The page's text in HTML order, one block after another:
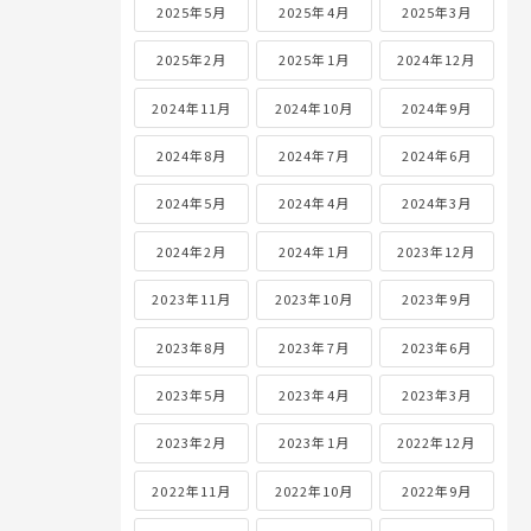
2025年5月 2025年4月 2025年3月
2025年2月 2025年1月 2024年12月
2024年11月 2024年10月 2024年9月
2024年8月 2024年7月 2024年6月
2024年5月 2024年4月 2024年3月
2024年2月 2024年1月 2023年12月
2023年11月 2023年10月 2023年9月
2023年8月 2023年7月 2023年6月
2023年5月 2023年4月 2023年3月
2023年2月 2023年1月 2022年12月
2022年11月 2022年10月 2022年9月